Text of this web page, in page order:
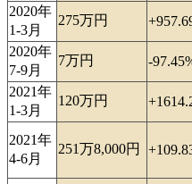
2020年
1-3月
275万円
2020年
7-9月
7万円 -
2021年
1-3月
120万円
2021年
4-6月
251万8,000円